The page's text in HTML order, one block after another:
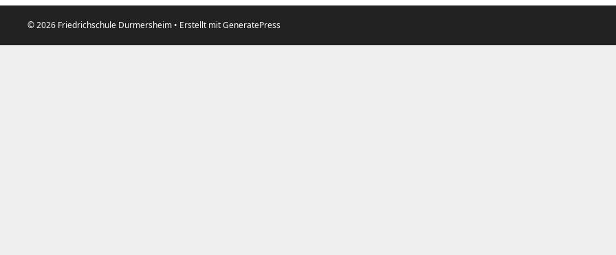
© 2026 Friedrichschule Durmersheim • Erstellt mitGeneratePress